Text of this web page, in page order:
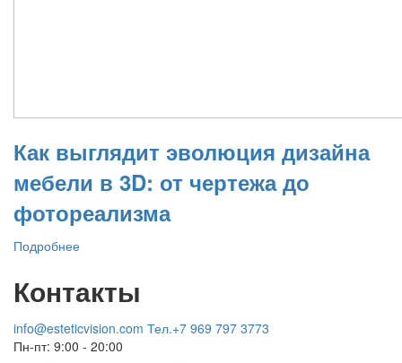
Как выглядит эволюция дизайна
мебели в 3D: от чертежа до
фотореализма
Подробнее
Контакты
info@esteticvision.com Тел.+7 969 797 3773
Пн-пт: 9:00 - 20:00